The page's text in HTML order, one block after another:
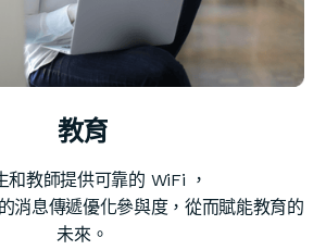
教育
和教師提供可靠的 WiFi ，
消息傳遞優化參與度，從而賦能教育的
未來。